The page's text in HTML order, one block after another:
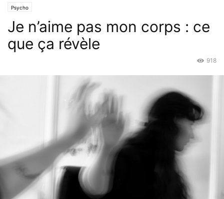
Psycho
Je n’aime pas mon corps : ce
que ça révèle
918